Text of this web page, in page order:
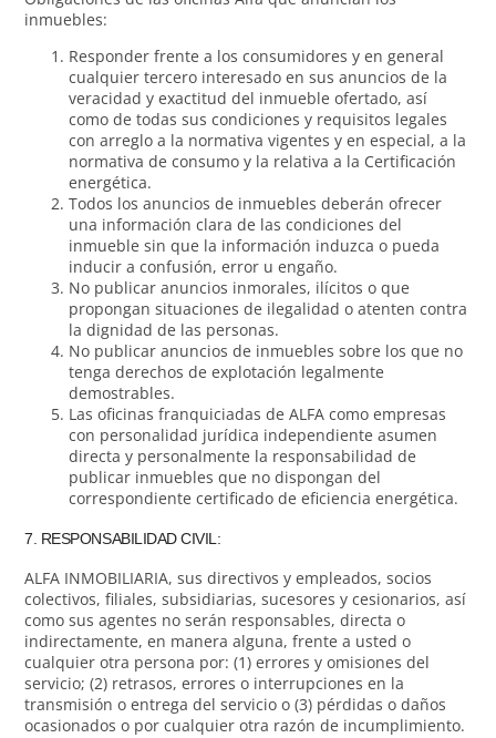
inmuebles:
Responder frente a los consumidores y en general
cualquier tercero interesado en sus anuncios de la
veracidad y exactitud del inmueble ofertado, así
como de todas sus condiciones y requisitos legales
con arreglo a la normativa vigentes y en especial, a la
normativa de consumo y la relativa a la Certificación
energética.
Todos los anuncios de inmuebles deberán ofrecer
una información clara de las condiciones del
inmueble sin que la información induzca o pueda
inducir a confusión, error u engaño.
No publicar anuncios inmorales, ilícitos o que
propongan situaciones de ilegalidad o atenten contra
la dignidad de las personas.
No publicar anuncios de inmuebles sobre los que no
tenga derechos de explotación legalmente
demostrables.
Las oficinas franquiciadas de ALFA como empresas
con personalidad jurídica independiente asumen
directa y personalmente la responsabilidad de
publicar inmuebles que no dispongan del
correspondiente certificado de eficiencia energética.
7. RESPONSABILIDAD CIVIL:
ALFA INMOBILIARIA, sus directivos y empleados, socios
colectivos, filiales, subsidiarias, sucesores y cesionarios, así
como sus agentes no serán responsables, directa o
indirectamente, en manera alguna, frente a usted o
cualquier otra persona por: (1) errores y omisiones del
servicio; (2) retrasos, errores o interrupciones en la
transmisión o entrega del servicio o (3) pérdidas o daños
ocasionados o por cualquier otra razón de incumplimiento.